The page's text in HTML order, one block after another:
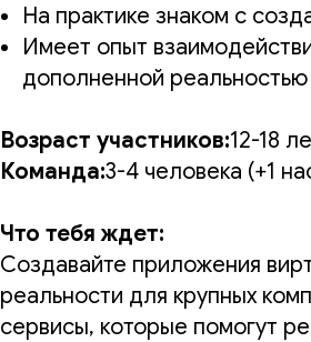
На практике знаком с
Имеет опыт
дополненной реальностью
Возраст участников:12-18
Команда:3-4 человека (+1
Что тебя ждет:
Создавайте приложения
реальности для крупных
сервисы, которые помогут